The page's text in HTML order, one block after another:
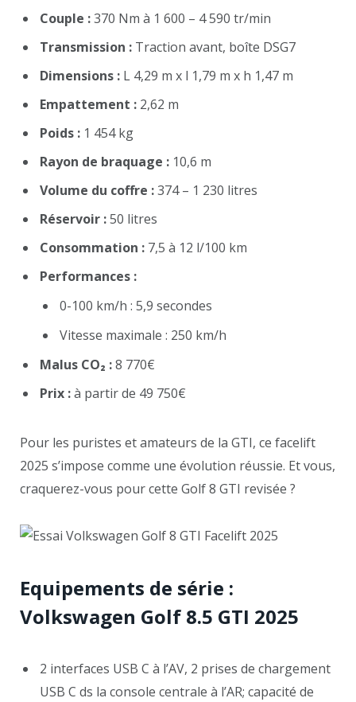
Couple :370 Nm à 1 600 – 4 590 tr/min
Transmission : Traction avant, boîte DSG7
Dimensions : L 4,29 m x l 1,79 m x h 1,47 m
Empattement : 2,62 m
Poids : 1 454 kg
Rayon de braquage : 10,6 m
Volume du coffre :374 – 1 230 litres
Réservoir :50 litres
Consommation : 7,5 à 12 l/100 km
Performances :
0-100 km/h : 5,9 secondes
Vitesse maximale : 250 km/h
Malus CO₂ :8 770€
Prix :à partir de 49 750€
Pour les puristes et amateurs de la GTI, ce facelift
2025 s’impose comme une évolution réussie. Et vous,
craquerez-vous pour cette Golf 8 GTI revisée ?
Equipements de série :
Volkswagen Golf 8.5 GTI 2025
2 interfaces USB C à l’AV, 2 prises de chargement
USB C ds la console centrale à l’AR; capacité de